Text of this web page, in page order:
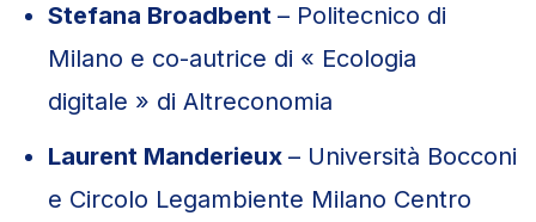
Stefana Broadbent – Politecnico di
Milano e co-autrice di « Ecologia
digitale » di Altreconomia
Laurent Manderieux – Università Bocconi
e Circolo Legambiente Milano Centro